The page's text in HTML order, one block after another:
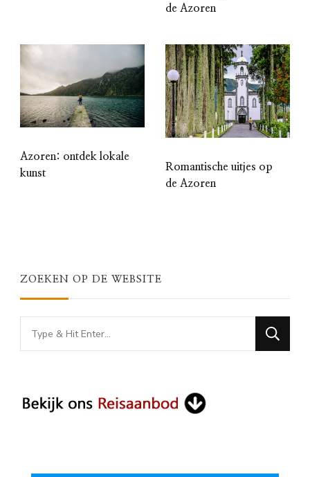
de Azoren
Azoren: ontdek lokale
kunst
Romantische uitjes op
de Azoren
ZOEKEN OP DE WEBSITE
Looking
for